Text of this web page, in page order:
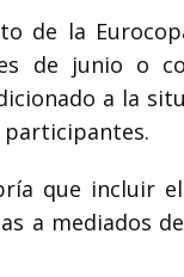
de la
de junio o
a la
participantes.
que incluir
a mediados